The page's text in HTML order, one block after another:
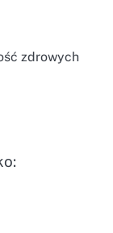
zdrowych